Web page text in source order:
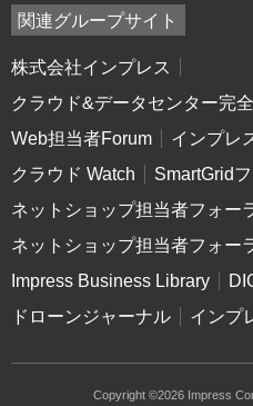
関連グループサイト
株式会社インプレス
クラウド&データセンター完
Web担当者Forum
インプレ
クラウド Watch
SmartGrid
ネットショップ担当者フォー
ネットショップ担当者フォー
Impress Business Library
ドローンジャーナル
インプ
Copyright ©2026 Impress